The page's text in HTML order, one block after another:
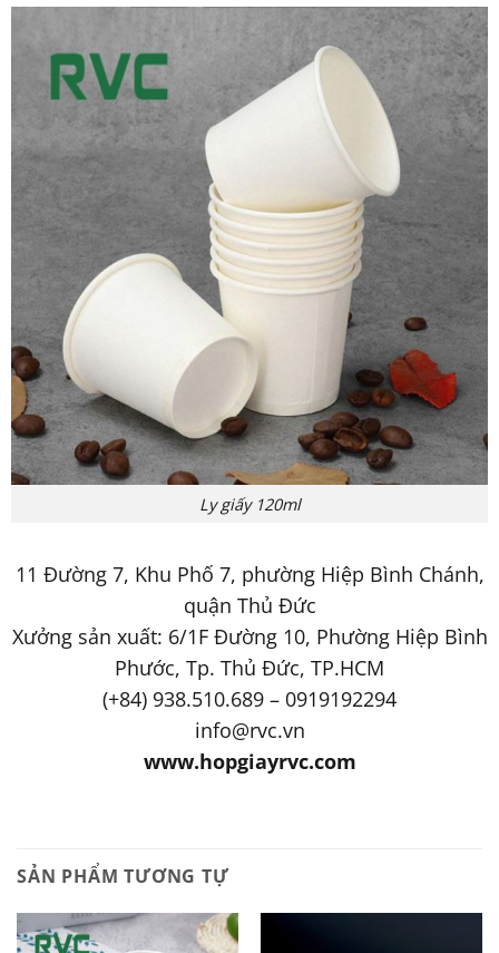
Ly giấy 120ml
11 Đường 7, Khu Phố 7, phường Hiệp Bình Chánh,
quận Thủ Đức
Xưởng sản xuất: 6/1F Đường 10, Phường Hiệp Bình
Phước, Tp. Thủ Đức, TP.HCM
(+84) 938.510.689 – 0919192294
info@rvc.vn
www.hopgiayrvc.com
SẢN PHẨM TƯƠNG TỰ